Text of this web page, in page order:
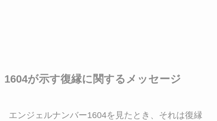
1604が示す復縁に関するメッセージ
エンジェルナンバー1604を見たとき、それは復縁